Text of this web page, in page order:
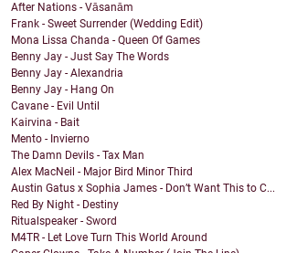
After Nations - Vāsanām
Frank - Sweet Surrender (Wedding Edit)
Mona Lissa Chanda - Queen Of Games
Benny Jay - Just Say The Words
Benny Jay - Alexandria
Benny Jay - Hang On
Cavane - Evil Until
Kairvina - Bait
Mento - Invierno
The Damn Devils - Tax Man
Alex MacNeil - Major Bird Minor Third
Austin Gatus x Sophia James - Don’t Want This to C...
Red By Night - Destiny
Ritualspeaker - Sword
M4TR - Let Love Turn This World Around